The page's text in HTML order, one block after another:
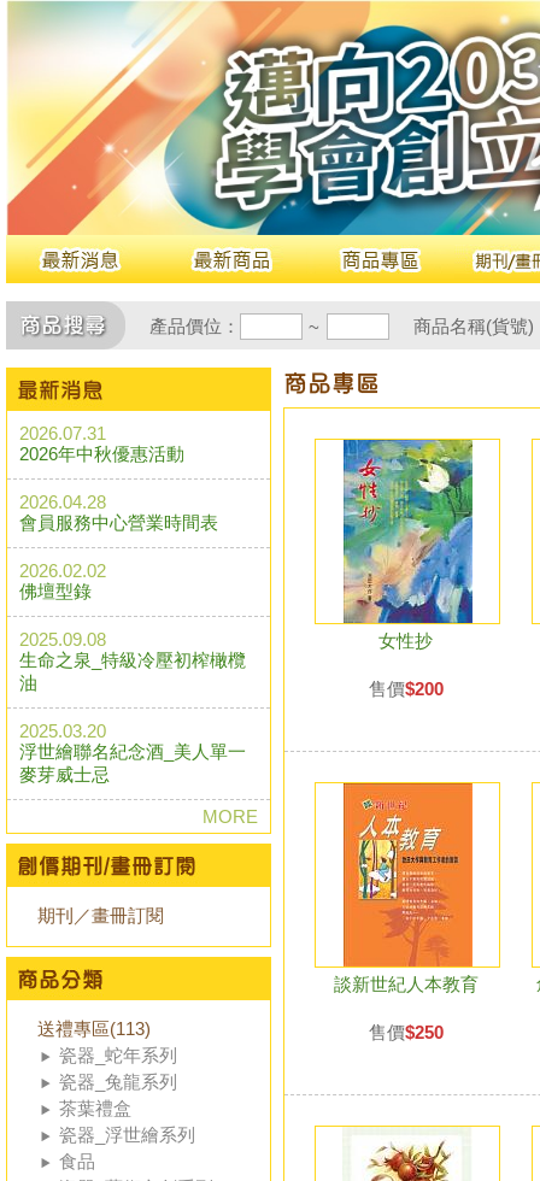
產品價位： ~ 商品名稱(貨號
2026.07.31
2026年中秋優惠活動
2026.04.28
會員服務中心營業時間表
2026.02.02
佛壇型錄
2025.09.08
生命之泉_特級冷壓初榨橄欖
油
2025.03.20
浮世繪聯名紀念酒_美人單一
麥芽威士忌
MORE
期刊／畫冊訂閱
送禮專區(113)
瓷器_蛇年系列
瓷器_兔龍系列
茶葉禮盒
瓷器_浮世繪系列
食品
女性抄
售價$200
談新世紀人本教育
售價$250